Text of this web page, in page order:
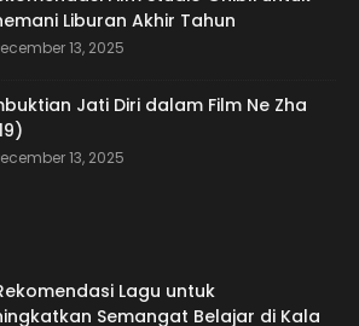
Liburan Akhir Tahun
13, 2025
Jati Diri dalam Film Ne Zha
13, 2025
Lagu untuk
Semangat Belajar di Kala